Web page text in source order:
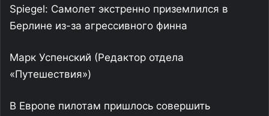
Spiegel: Самолет экстренно приземлился в
Берлине из-за агрессивного финна
Марк Успенский (Редактор отдела
«Путешествия»)
В Европе пилотам пришлось совершить